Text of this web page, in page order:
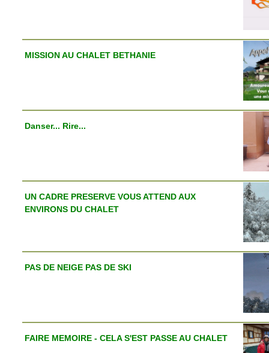
MISSION AU CHALET BETHANIE
Danser... Rire...
UN CADRE PRESERVE VOUS ATTEND AUX
ENVIRONS DU CHALET
PAS DE NEIGE PAS DE SKI
FAIRE MEMOIRE - CELA S'EST PASSE AU CHALET